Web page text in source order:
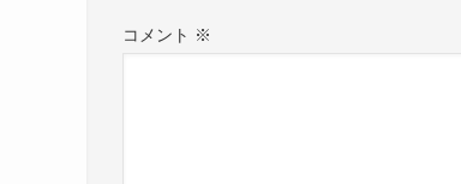
コメント ※